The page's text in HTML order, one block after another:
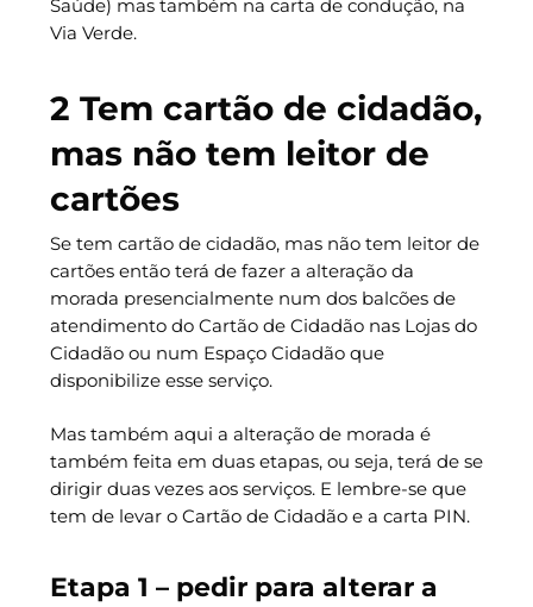
Saúde) mas também na carta de condução, na
Via Verde.
2 Tem cartão de cidadão,
mas não tem leitor de
cartões
Se tem cartão de cidadão, mas não tem leitor de
cartões então terá de fazer a alteração da
morada presencialmente num dos balcões de
atendimento do Cartão de Cidadão nas Lojas do
Cidadão ou num Espaço Cidadão que
disponibilize esse serviço.
Mas também aqui a alteração de morada é
também feita em duas etapas, ou seja, terá de se
dirigir duas vezes aos serviços. E lembre-se que
tem de levar o Cartão de Cidadão e a carta PIN.
Etapa 1 – pedir para alterar a